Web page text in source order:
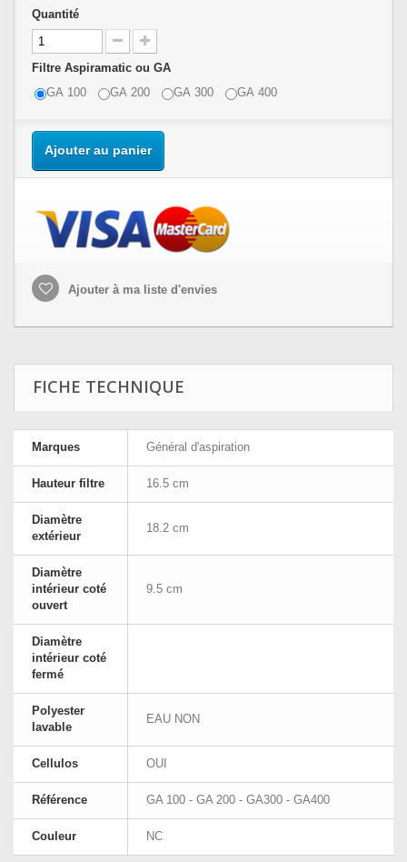
Quantité
Filtre Aspiramatic ou GA
GA 100
GA 200 GA 300 GA 400
Ajouter au panier
Ajouter à ma liste d'envies
FICHE TECHNIQUE
Marques Général d'aspiration
Hauteur filtre 16.5 cm
Diamètre
extérieur
18.2 cm
Diamètre
intérieur coté
ouvert
9.5 cm
Diamètre
intérieur coté
fermé
Polyester
lavable
EAU NON
Cellulos OUI
Référence GA 100 - GA 200 - GA300 - GA400
Couleur NC